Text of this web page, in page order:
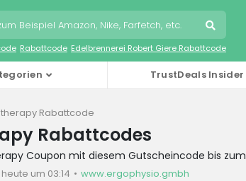
Rabattcode Edelbrennerei Robert Giere Rabattcode
TrustDeals Insider
Rabattcode
Rabattcodes
Coupon mit diesem Gutscheincode bis
heute um 03:14 www.ergophysio.gmbh